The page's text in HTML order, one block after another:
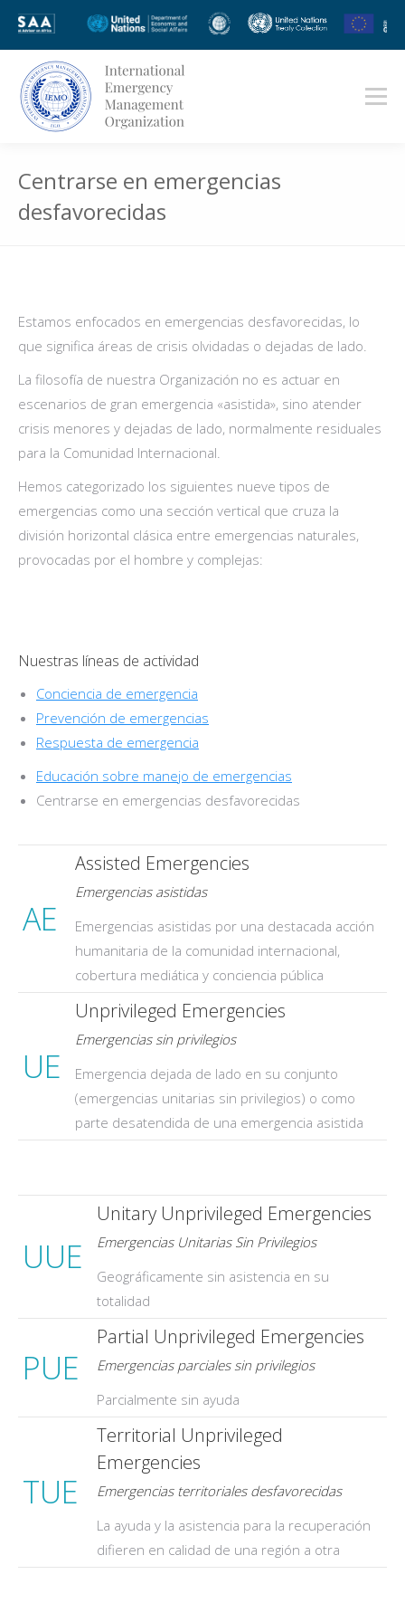
Centrarse en emergencias
desfavorecidas
Estamos enfocados en emergencias desfavorecidas, lo
que significa áreas de crisis olvidadas o dejadas de lado.
La filosofía de nuestra Organización no es actuar en
escenarios de gran emergencia «asistida», sino atender
crisis menores y dejadas de lado, normalmente residuales
para la Comunidad Internacional.
Hemos categorizado los siguientes nueve tipos de
emergencias como una sección vertical que cruza la
división horizontal clásica entre emergencias naturales,
provocadas por el hombre y complejas:
Nuestras líneas de actividad
Conciencia de emergencia
Prevención de emergencias
Respuesta de emergencia
Educación sobre manejo de emergencias
Centrarse en emergencias desfavorecidas
AE
Assisted Emergencies
Emergencias asistidas
Emergencias asistidas por una destacada acción
humanitaria de la comunidad internacional,
cobertura mediática y conciencia pública
UE
Unprivileged Emergencies
Emergencias sin privilegios
Emergencia dejada de lado en su conjunto
(emergencias unitarias sin privilegios) o como
parte desatendida de una emergencia asistida
UUE
Unitary Unprivileged Emergencies
Emergencias Unitarias Sin Privilegios
Geográficamente sin asistencia en su
totalidad
PUE
Partial Unprivileged Emergencies
Emergencias parciales sin privilegios
Parcialmente sin ayuda
TUE
Territorial Unprivileged
Emergencies
Emergencias territoriales desfavorecidas
La ayuda y la asistencia para la recuperación
difieren en calidad de una región a otra